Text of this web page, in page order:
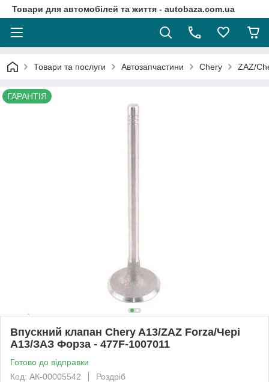
Товари для автомобілей та життя - autobaza.com.ua
Товари та послуги Автозапчастини Chery ZAZ/
ГАРАНТІЯ
Впускний клапан Chery A13/ZAZ Forza/Чері
А13/ЗАЗ Форза - 477F-1007011
Готово до відправки
Код: АК-00005542
Роздріб